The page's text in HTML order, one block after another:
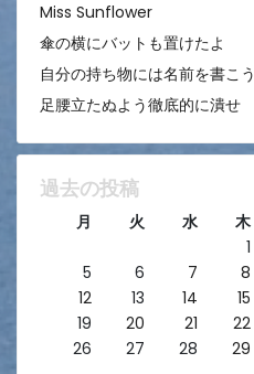
Miss Sunflower
傘の横にバットも置けたよ
自分の持ち物には名前を書こう
足腰立たぬよう徹底的に潰せ
過去の投稿
月 火 水 木
1
5
6 7 8
12
13 14 15
19
20 21 22
26
27 28 29